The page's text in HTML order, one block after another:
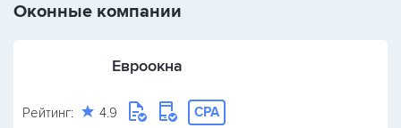
Оконные компании
Евроокна
Рейтинг: 4.9 CPA